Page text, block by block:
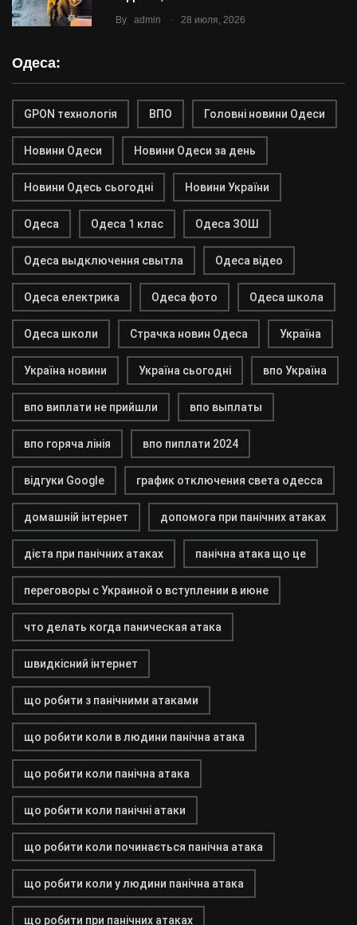
By admin . 28 июля, 2026
Одеса:
GPON технологія ВПО Головні новини Одеси
Новини Одеси Новини Одеси за день
Новини Одесь сьогодні Новини України
Одеса Одеса 1 клас Одеса ЗОШ
Одеса выдключення свытла Одеса відео
Одеса електрика Одеса фото Одеса школа
Одеса школи Страчка новин Одеса Україна
Україна новини Україна сьогодні впо Україна
впо виплати не прийшли впо выплаты
впо горяча лінія впо пиплати 2024
відгуки Google график отключения света одесса
домашній інтернет допомога при панічних атаках
дієта при панічних атаках панічна атака що це
переговоры с Украиной о вступлении в июне
что делать когда паническая атака
швидкісний інтернет
що робити з панічними атаками
що робити коли в людини панічна атака
що робити коли панічна атака
що робити коли панічні атаки
що робити коли починається панічна атака
що робити коли у людини панічна атака
що робити при панічних атаках